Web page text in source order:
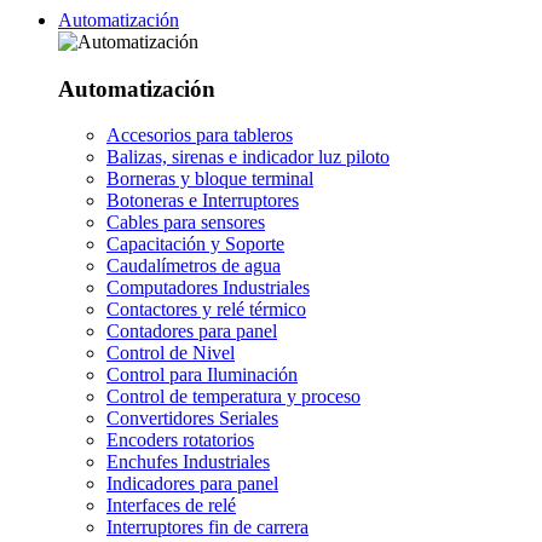
Automatización
Automatización
Accesorios para tableros
Balizas, sirenas e indicador luz piloto
Borneras y bloque terminal
Botoneras e Interruptores
Cables para sensores
Capacitación y Soporte
Caudalímetros de agua
Computadores Industriales
Contactores y relé térmico
Contadores para panel
Control de Nivel
Control para Iluminación
Control de temperatura y proceso
Convertidores Seriales
Encoders rotatorios
Enchufes Industriales
Indicadores para panel
Interfaces de relé
Interruptores fin de carrera